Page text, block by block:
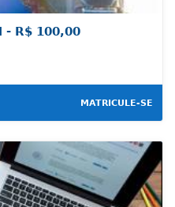
R$ 100,00
MATRICULE-SE